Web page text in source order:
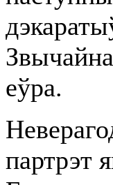
еўра.
партрэт